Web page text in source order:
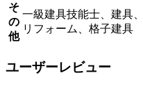
そ
の
他
一級建具技能士、建具
リフォーム、格子建具
ユーザーレビュー